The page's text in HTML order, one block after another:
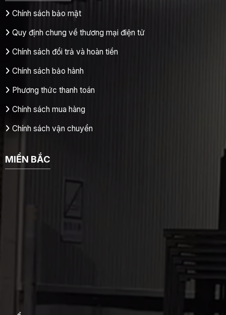
Chính sách bảo mật
Quy định chung về thương mại điện tử
Chính sách đổi trả và hoàn tiền
Chính sách bảo hành
Phương thức thanh toán
Chính sách mua hàng
Chính sách vận chuyển
MIỀN BẮC